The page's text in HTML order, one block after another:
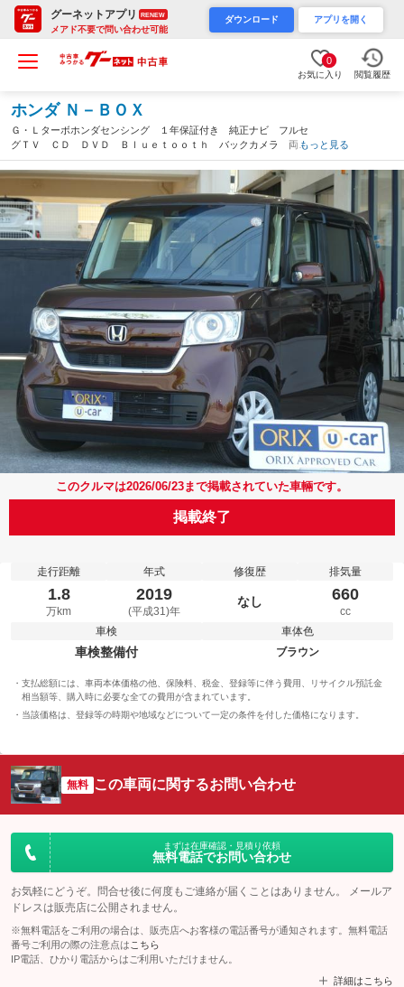
グーネットアプリ RENEW
メアド不要で問い合わせ可能
ダウンロード アプリを開く
0
お気に入り 閲覧履歴
ホンダ Ｎ－ＢＯＸ
Ｇ・Ｌターボホンダセンシング １年保証付き 純正ナビ フルセ
グＴＶ ＣＤ ＤＶＤ Ｂｌｕｅｔｏｏｔｈ バックカメラ 両側
パワースライドドア アダプティブクルーズコントロール ＥＴ
Ｃ 純正ドラレコ ＵＳＢポート 衝突被害軽減ブレーキ（沖縄
もっと見る
このクルマは2026/06/23まで掲載されていた車輛です。
掲載終了
走行距離
1.8
万km
年式
2019
(平成31)年
修復歴
なし
排気量
660
cc
車検
車検整備付
車体色
ブラウン
支払総額には、車両本体価格の他、保険料、税金、登録等に伴う費用、リサイクル預託金
相当額等、購入時に必要な全ての費用が含まれています。
当該価格は、登録等の時期や地域などについて一定の条件を付した価格になります。
無料 この車両に関するお問い合わせ
まずは在庫確認・見積り依頼
無料電話でお問い合わせ
お気軽にどうぞ。問合せ後に何度もご連絡が届くことはありません。 メールア
ドレスは販売店に公開されません。
※無料電話をご利用の場合は、販売店へお客様の電話番号が通知されます。無料電話
番号ご利用の際の注意点は こちら
IP電話、ひかり電話からはご利用いただけません。
詳細はこちら